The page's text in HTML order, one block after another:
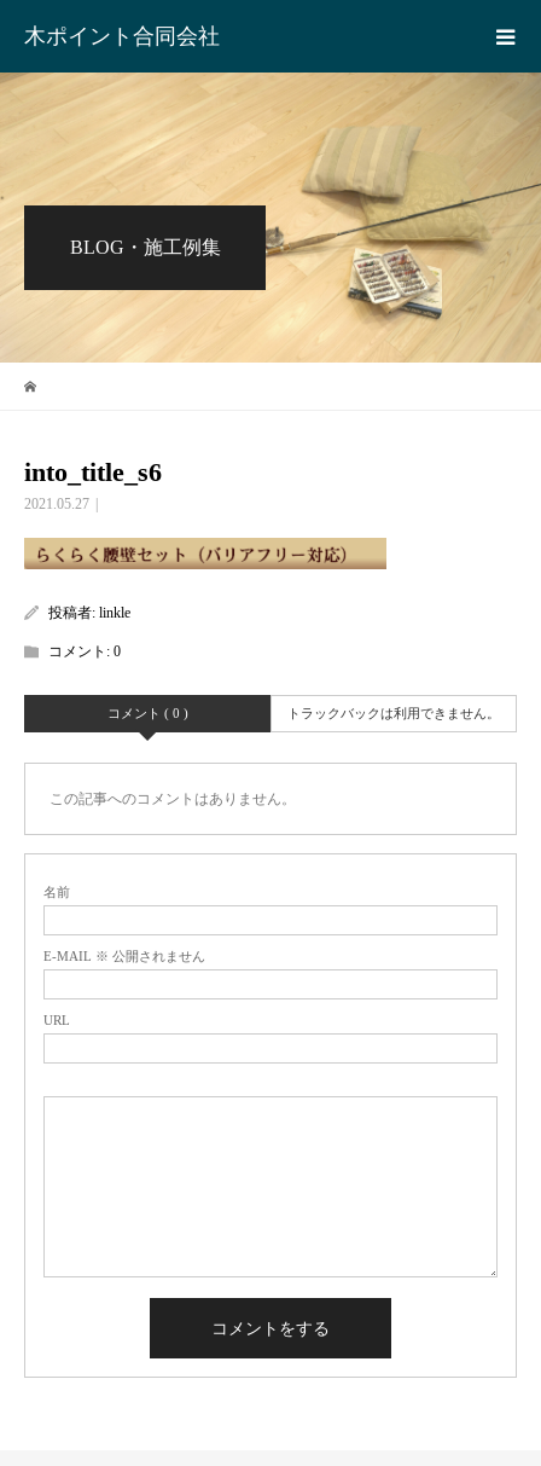
木ポイント合同会社
BLOG・施工例集
into_title_s6
2021.05.27
投稿者: linkle
コメント: 0
コメント ( 0 ) トラックバックは利用できません。
この記事へのコメントはありません。
名前
E-MAIL ※ 公開されません
URL